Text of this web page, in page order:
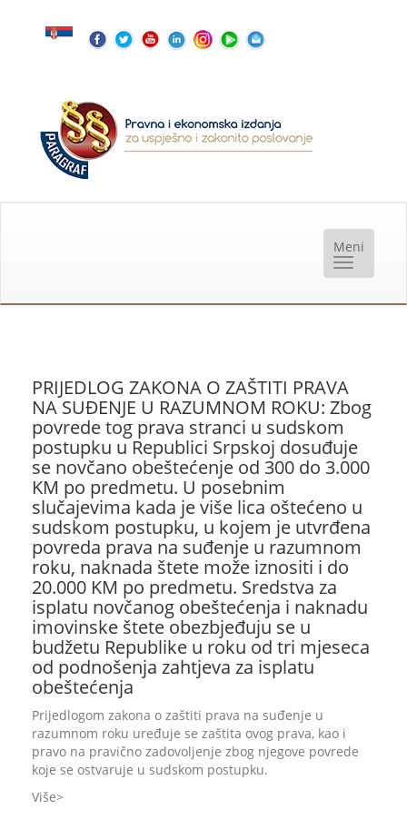
PRIJEDLOG ZAKONA O ZAŠTITI PRAVA
NA SUĐENJE U RAZUMNOM ROKU: Zbog
povrede tog prava stranci u sudskom
postupku u Republici Srpskoj dosuđuje
se novčano obeštećenje od 300 do 3.000
KM po predmetu. U posebnim
slučajevima kada je više lica oštećeno u
sudskom postupku, u kojem je utvrđena
povreda prava na suđenje u razumnom
roku, naknada štete može iznositi i do
20.000 KM po predmetu. Sredstva za
isplatu novčanog obeštećenja i naknadu
imovinske štete obezbjeđuju se u
budžetu Republike u roku od tri mjeseca
od podnošenja zahtjeva za isplatu
obeštećenja
Prijedlogom zakona o zaštiti prava na suđenje u
razumnom roku uređuje se zaštita ovog prava, kao i
pravo na pravično zadovoljenje zbog njegove povrede
koje se ostvaruje u sudskom postupku.
Više